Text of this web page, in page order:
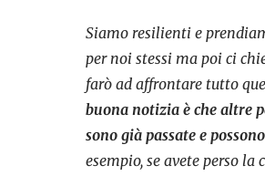
Siamo resilienti e
per noi stessi ma poi ci
farò ad affrontare tutto
buona notizia è che altre
sono già passate e
esempio, se avete perso la